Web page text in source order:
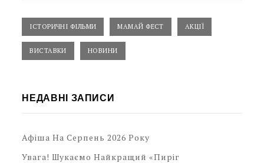
ІСТОРИЧНІ ФІЛЬМИ МАМАЙ ФЕСТ АКЦІЇ
ВИСТАВКИ НОВИНИ
НЕДАВНІ ЗАПИСИ
Афіша На Серпень 2026 Року
Увага! Шукаємо Найкращий «Пиріг